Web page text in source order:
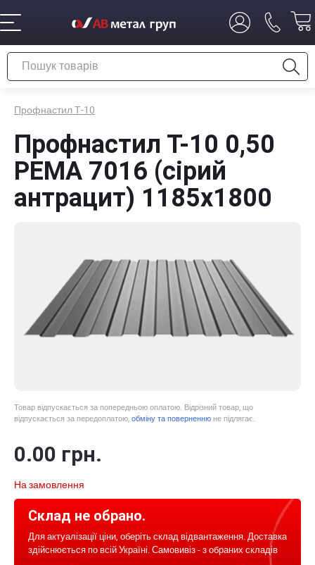
Профнастил Т-10
Профнастил Т-10 0,50
PEMA 7016 (сірий
антрацит) 1185х1800
Товар відпускається за попередньою оплатою. Відрізний товар, що
відпускається за передоплатою, обміну та поверненню не підлягає.
0.00 грн.
На замовлення
Склад не обрано.
Для актуалізації ціни, оберіть склад відвантаження. Доставка
здійснюється по всій Україні. Самовивіз - з обраних складів